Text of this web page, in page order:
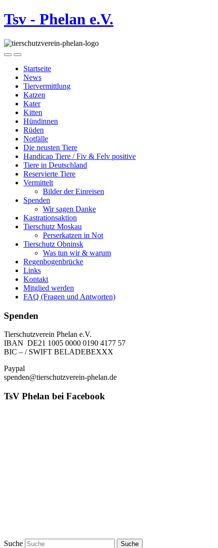
Tsv - Phelan e.V.
Startseite
News
Tiervermittlung
Katzen
Kater
Kitten
Hündinnen
Rüden
Notfälle
Die neusten Tiere
Handicap Tiere / Fiv & Felv positive
Tiere in Deutschland
Reservierte Tiere
Vermittelt
Bilder der Einreisen
Spenden
Wir sagen Danke
Kastrationsaktion
Tierschutz Moskau
Perserkatzen in Not
Tierschutz Obninsk
Was tun wir & warum
Regenbogenbrücke
Links
Kontakt
Mitglied werden
FAQ (Fragen und Antworten)
Spenden
Tierschutzverein Phelan e.V.
IBAN DE21 1005 0000 0190 4177 57
BIC – / SWIFT BELADEBEXXX
Paypal
spenden@tierschutzverein-phelan.de
TsV Phelan bei Facebook
Suche